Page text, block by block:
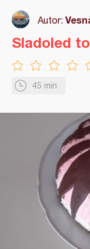
Autor:
45 min
Sladoled